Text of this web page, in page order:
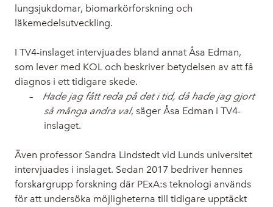
lungsjukdomar, biomarkörforskning och
läkemedelsutveckling.
I TV4-inslaget intervjuades bland annat Åsa Edman,
som lever med KOL och beskriver betydelsen av att få
diagnos i ett tidigare skede.
–
Hade jag fått reda på det i tid, då hade jag gjort
så många andra val, säger Åsa Edman i TV4-
inslaget.
Även professor Sandra Lindstedt vid Lunds universitet
intervjuades i inslaget. Sedan 2017 bedriver hennes
forskargrupp forskning där PExA:s teknologi används
för att undersöka möjligheterna till tidigare upptäckt